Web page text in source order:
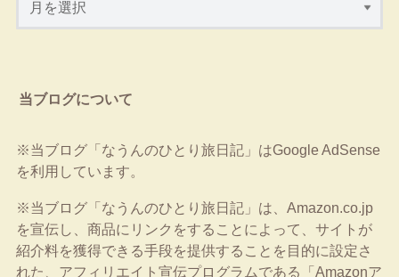
当ブログについて
※当ブログ「なうんのひとり旅日記」はGoogle AdSense
を利用しています。
※当ブログ「なうんのひとり旅日記」は、Amazon.co.jp
を宣伝し、商品にリンクをすることによって、サイトが
紹介料を獲得できる手段を提供することを目的に設定さ
れた、アフィリエイト宣伝プログラムである「Amazonア